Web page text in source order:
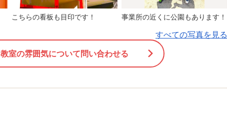
こちらの看板も目印です！ 事業所の近くに公園もあります！
すべての写真を見る
教室の雰囲気について問い合わせる